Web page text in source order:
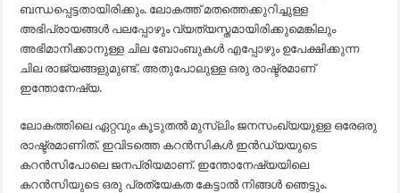
ബന്ധപ്പെട്ടതായിരിക്കും. ലോകത്ത് മതത്തെക്കുറിച്ചുള്ള
അഭിപ്രായങ്ങള്‍ പലപ്പോഴും വ്യത്യസ്തമായിരിക്കുമെങ്കിലും
അഭിമാനിക്കാനുള്ള ചില ബോംബുകള്‍ എപ്പോഴും ഉപേക്ഷിക്കുന്ന
ചില രാജ്യങ്ങളുമുണ്ട്. അതുപോലുള്ള ഒരു രാഷ്ട്രമാണ്
ഇന്തോനേഷ്യ.
ലോകത്തിലെ ഏറ്റവും കൂടുതല്‍ മുസ്ലിം ജനസംഖ്യയുള്ള ഒരേഒരു
രാഷ്ട്രമാണിത്. ഇവിടത്തെ കറന്‍സികള്‍ ഇൻഡ്യയുടെ
കറന്‍സിപോലെ ജനപ്രിയമാണ്. ഇന്തോനേഷ്യയിലെ
കറന്‍സിയുടെ ഒരു പ്രത്യേകത കേട്ടാല്‍ നിങ്ങള്‍ ഞെട്ടും.